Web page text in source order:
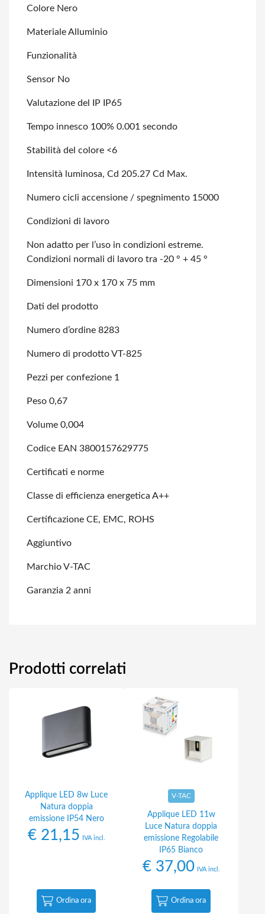
Colore Nero
Materiale Alluminio
Funzionalità
Sensor No
Valutazione del IP IP65
Tempo innesco 100% 0.001 secondo
Stabilità del colore <6
Intensità luminosa, Cd 205.27 Cd Max.
Numero cicli accensione / spegnimento 15000
Condizioni di lavoro
Non adatto per l’uso in condizioni estreme.
Condizioni normali di lavoro tra -20 ° + 45 °
Dimensioni 170 x 170 x 75 mm
Dati del prodotto
Numero d’ordine 8283
Numero di prodotto VT-825
Pezzi per confezione 1
Peso 0,67
Volume 0,004
Codice EAN 3800157629775
Certificati e norme
Classe di efficienza energetica A++
Certificazione CE, EMC, ROHS
Aggiuntivo
Marchio V-TAC
Garanzia 2 anni
Prodotti correlati
Applique LED 8w Luce
Natura doppia
emissione IP54 Nero
€21,15 IVA incl.
Ordina ora
V-TAC
Applique LED 11w
Luce Natura doppia
emissione Regolabile
IP65 Bianco
€37,00 IVA incl.
Ordina ora